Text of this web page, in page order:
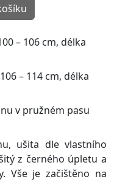
– 106 cm, délka
– 114 cm, délka
v pružném pasu
ušita dle vlastního
z černého úpletu a
Vše je začištěno na